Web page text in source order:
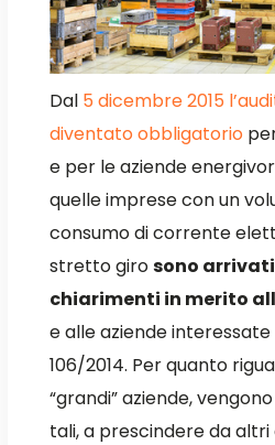
Dal 5 dicembre 2015
diventato obbligatorio
e per le aziende
quelle imprese con un
consumo di corrente
stretto girosono
chiarimenti in merito
e alle aziende
106/2014. Per quanto
“grandi” aziende,
tali, a prescindere da